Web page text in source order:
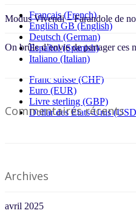
Français (French)
English GB (English)
Deutsch (German)
Español (Spanish)
Italiano (Italian)
Franc suisse (CHF)
Euro (EUR)
Livre sterling (GBP)
Dollar des États-Unis
Modus Vivendi – Farandole de
On brûle d’envie de partager ces
Commentaires récents
Archives
avril 2025